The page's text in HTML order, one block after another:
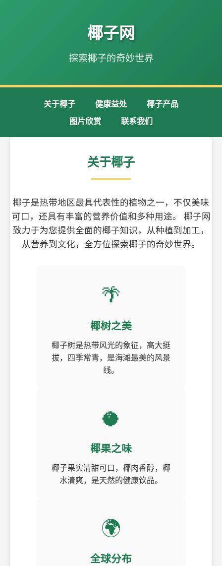
椰子网
探索椰子的奇妙世界
关于椰子 健康益处
椰子产品
图片欣赏
联系我们
关于椰子
椰子是热带地区最具代表性的植物之一，不仅美味
可口，还具有丰富的营养价值和多种用途。 椰子网
致力于为您提供全面的椰子知识，从种植到加工，
从营养到文化，全方位探索椰子的奇妙世界。
🌴
椰树之美
椰子树是热带风光的象征，高大挺
拔，四季常青，是海滩最美的风景
线。
🥥
椰果之味
椰子果实清甜可口，椰肉香醇，椰
水清爽，是天然的健康饮品。
🌍
全球分布